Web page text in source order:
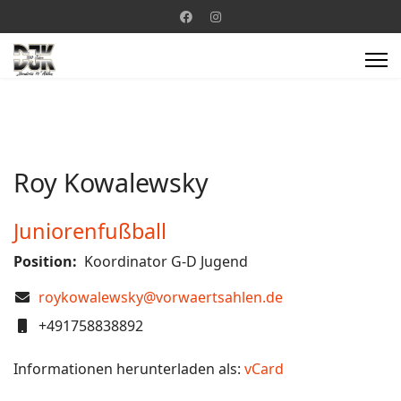
Roy Kowalewsky
Juniorenfußball
Position: Koordinator G-D Jugend
COM_CONTACT_EMAIL
roykowalewsky@vorwaertsahlen.de
Mobil
+491758838892
Informationen herunterladen als: vCard